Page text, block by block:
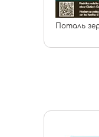
Поталь